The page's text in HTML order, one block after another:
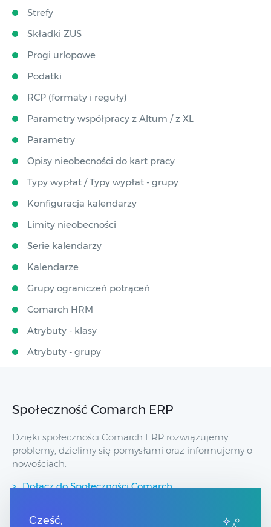
Strefy
Składki ZUS
Progi urlopowe
Podatki
RCP (formaty i reguły)
Parametry współpracy z Altum / z XL
Parametry
Opisy nieobecności do kart pracy
Typy wypłat / Typy wypłat - grupy
Konfiguracja kalendarzy
Limity nieobecności
Serie kalendarzy
Kalendarze
Grupy ograniczeń potrąceń
Comarch HRM
Atrybuty - klasy
Atrybuty - grupy
Społeczność Comarch ERP
Dzięki społeczności Comarch ERP rozwiązujemy
problemy, dzielimy się pomysłami oraz informujemy o
nowościach.
Dołącz do Społeczności Comarch
Cześć,